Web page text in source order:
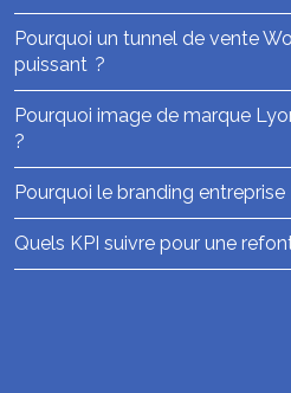
Pourquoi un tunnel de vente
puissant ?
Pourquoi image de marque
?
Pourquoi le branding
Quels KPI suivre pour une